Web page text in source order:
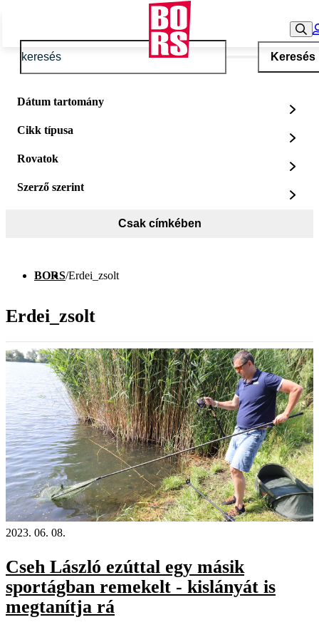
Keresés
Dátum tartomány
Cikk típusa
Rovatok
Szerző szerint
Csak címkében
BORS/Erdei_zsolt
Erdei_zsolt
2023. 06. 08.
Cseh László ezúttal egy másik
sportágban remekelt - kislányát is
megtanítja rá